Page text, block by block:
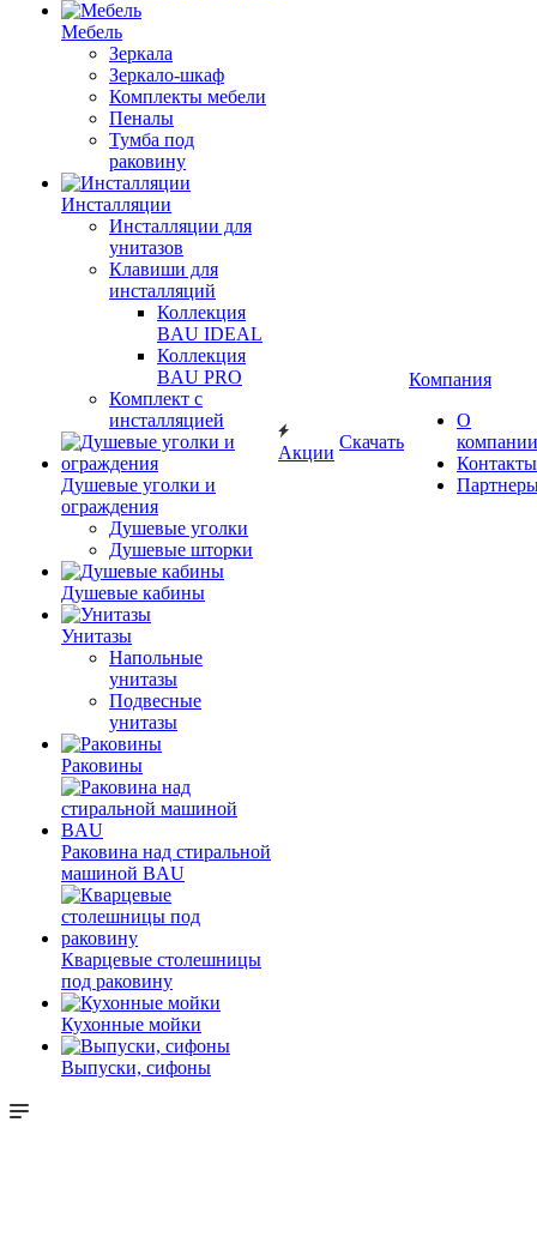
Мебель
Зеркала
Зеркало-шкаф
Комплекты мебели
Пеналы
Тумба под
раковину
Инсталляции
Инсталляции для
унитазов
Клавиши для
инсталляций
Коллекция
BAU IDEAL
Коллекция
BAU PRO
Комплект с
инсталляцией
Душевые уголки и
ограждения
Душевые уголки
Душевые шторки
Душевые кабины
Унитазы
Напольные
унитазы
Подвесные
унитазы
Раковины
Раковина над стиральной
машиной BAU
Кварцевые столешницы
под раковину
Кухонные мойки
Выпуски, сифоны
Акции
Скачать
Компания
О
компании
Контакты